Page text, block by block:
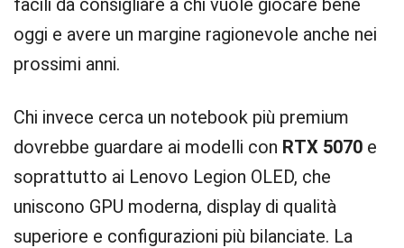
facili da consigliare a chi vuole giocare bene
oggi e avere un margine ragionevole anche nei
prossimi anni.
Chi invece cerca un notebook più premium
dovrebbe guardare ai modelli con RTX 5070 e
soprattutto ai Lenovo Legion OLED, che
uniscono GPU moderna, display di qualità
superiore e configurazioni più bilanciate. La